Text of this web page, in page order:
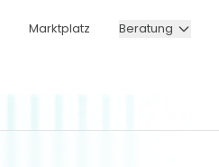
Marktplatz Beratung